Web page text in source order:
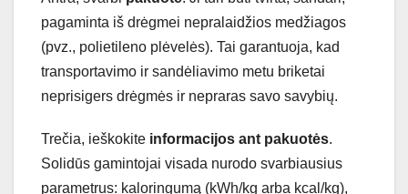
pagaminta iš drėgmei nepralaidžios medžiagos
(pvz., polietileno plėvelės). Tai garantuoja, kad
transportavimo ir sandėliavimo metu briketai
neprisigers drėgmės ir nepraras savo savybių.
Trečia, ieškokite informacijos ant pakuotės.
Solidūs gamintojai visada nurodo svarbiausius
parametrus: kaloringumą (kWh/kg arba kcal/kg),